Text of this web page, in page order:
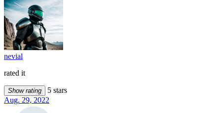
nevial
rated it
Show rating
5 stars
Aug. 29, 2022